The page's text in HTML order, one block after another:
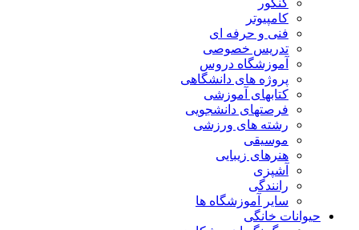
کنکور
کامپیوتر
فنی و حرفه ای
تدریس خصوصی
آموزشگاه دروس
پروژه های دانشگاهی
کتابهای آموزشی
فرصتهای دانشجویی
رشته های ورزشی
موسیقی
هنرهای زیبایی
آشپزی
رانندگی
سایر آموزشگاه ها
حیوانات خانگی